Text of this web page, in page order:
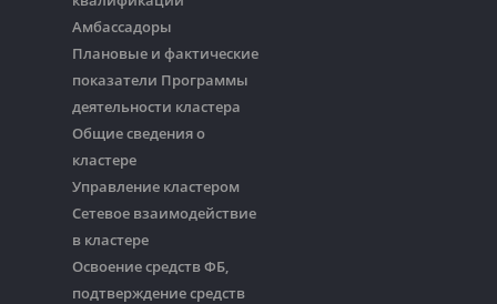
Амбассадоры
Плановые и фактические
показатели Программы
деятельности кластера
Общие сведения о
кластере
Управление кластером
Сетевое взаимодействие
в кластере
Освоение средств ФБ,
подтверждение средств